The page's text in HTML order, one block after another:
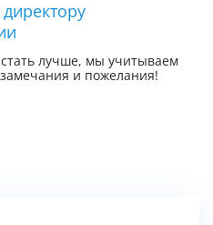
лучше, мы учитываем
и пожелания!